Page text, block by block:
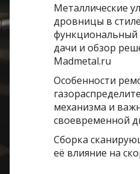
Металлические
дровницы в
функциональный
дачи и обзор
Madmetal.ru
Особенности
механизма и
своевременной
Сборка
её влияние на